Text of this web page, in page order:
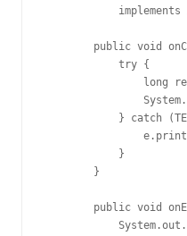
implements
public void
            try {
long
} catch
            }
        }
public void